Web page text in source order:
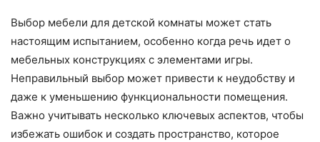
Выбор мебели для детской комнаты может стать
настоящим испытанием, особенно когда речь идет о
мебельных конструкциях с элементами игры.
Неправильный выбор может привести к неудобству и
даже к уменьшению функциональности помещения.
Важно учитывать несколько ключевых аспектов, чтобы
избежать ошибок и создать пространство, которое